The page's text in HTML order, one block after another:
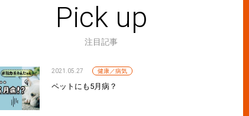
Pick up
注目記事
2021.05.27 健康／病気
ペットにも5月病？